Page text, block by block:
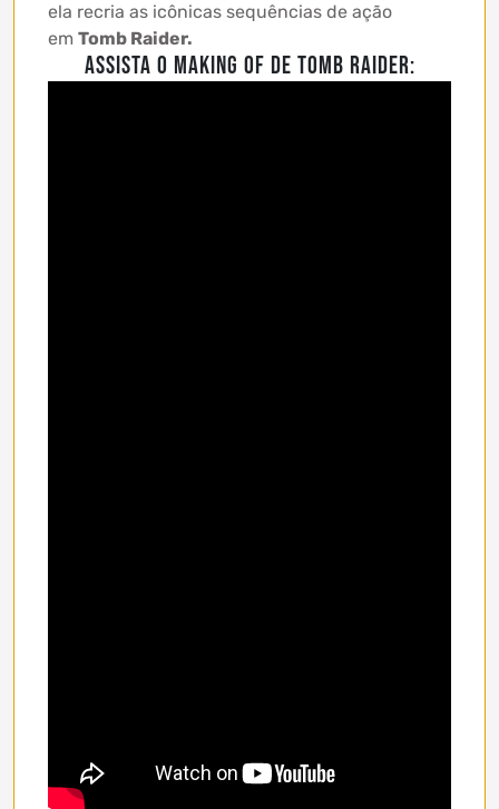
ela recria as icônicas sequências de ação
em Tomb Raider.
Assista o making of de Tomb Raider: